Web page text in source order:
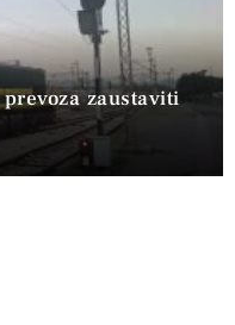
zaustaviti